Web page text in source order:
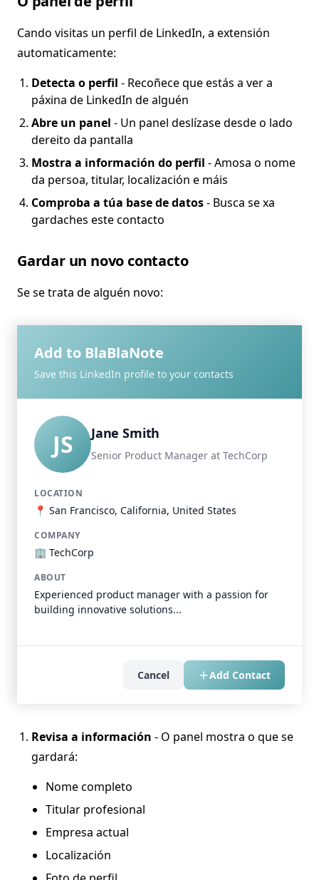
Cando visitas un perfil de LinkedIn, a extensión
automaticamente:
Detecta o perfil - Recoñece que estás a ver a
páxina de LinkedIn de alguén
Abre un panel - Un panel deslízase desde o lado
dereito da pantalla
Mostra a información do perfil - Amosa o nome
da persoa, titular, localización e máis
Comproba a túa base de datos- Busca se xa
gardaches este contacto
Gardar un novo contacto
Se se trata de alguén novo:
Add to BlaBlaNote
Save this LinkedIn profile to your contacts
JS Jane Smith
Senior Product Manager at TechCorp
LOCATION
📍 San Francisco, California, United States
COMPANY
🏢 TechCorp
ABOUT
Experienced product manager with a passion for
building innovative solutions...
Cancel Add Contact
Revisa a información - O panel mostra o que se
gardará:
Nome completo
Titular profesional
Empresa actual
Localización